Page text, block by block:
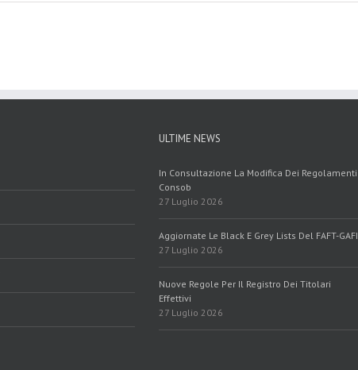
ULTIME NEWS
In Consultazione La Modifica Dei Regolamenti
Consob
27 Luglio 2026
Aggiornate Le Black E Grey Lists Del FAFT-GAFI
27 Luglio 2026
Nuove Regole Per Il Registro Dei Titolari
Effettivi
27 Luglio 2026